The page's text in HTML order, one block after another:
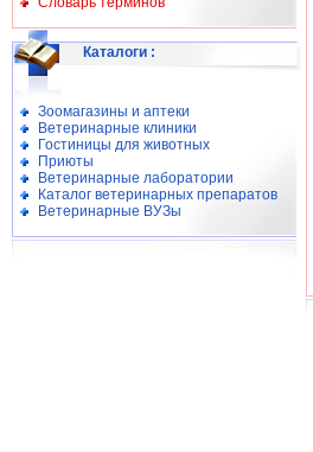
Каталоги :
Зоомагазины и аптеки
Ветеринарные клиники
Гостиницы для животных
Приюты
Ветеринарные лаборатории
Каталог ветеринарных препаратов
Ветеринарные ВУЗы